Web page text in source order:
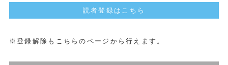
読者登録はこちら
※登録解除もこちらのページから行えます。